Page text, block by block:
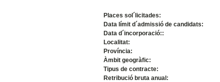
Places sol´licitades:
Data límit d´admissió de candidats:
Data d´incorporació::
Localitat:
Província:
Àmbit geogràfic:
Tipus de contracte:
Retribució bruta anual: